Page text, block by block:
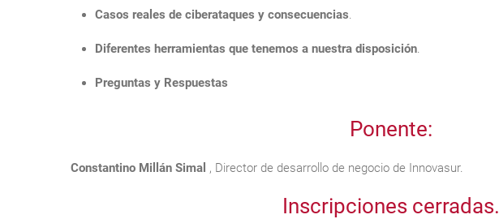
Casos reales de ciberataques y consecuencias.
Diferentes herramientas que tenemos a nuestra disposición.
Preguntas y Respuestas
Ponente:
Constantino Millán Simal , Director de desarrollo de negocio de Innovasur.
Inscripciones cerradas.